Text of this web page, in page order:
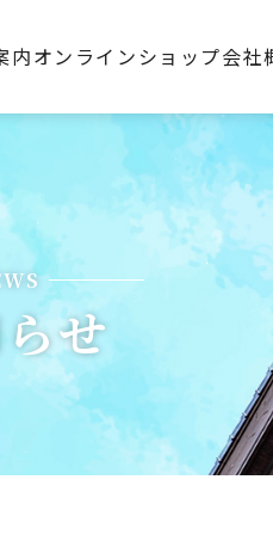
内オンラインショップ会社
せ